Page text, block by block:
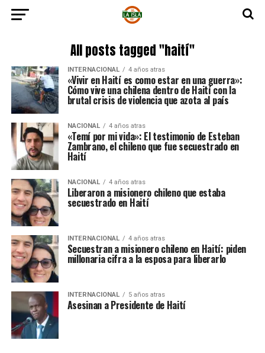
All posts tagged "haití"
INTERNACIONAL 4 años atras
«Vivir en Haití es como estar en una guerra»:
Cómo vive una chilena dentro de Haití con la
brutal crisis de violencia que azota al país
NACIONAL 4 años atras
«Temí por mi vida»: El testimonio de Esteban
Zambrano, el chileno que fue secuestrado en
Haití
NACIONAL 4 años atras
Liberaron a misionero chileno que estaba
secuestrado en Haití
INTERNACIONAL 4 años atras
Secuestran a misionero chileno en Haití: piden
millonaria cifra a la esposa para liberarlo
INTERNACIONAL 5 años atras
Asesinan a Presidente de Haití